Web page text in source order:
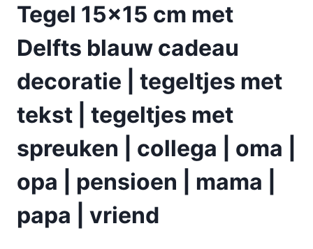
Tegel 15×15 cm met
Delfts blauw cadeau
decoratie | tegeltjes met
tekst | tegeltjes met
spreuken | collega | oma |
opa | pensioen | mama |
papa | vriend